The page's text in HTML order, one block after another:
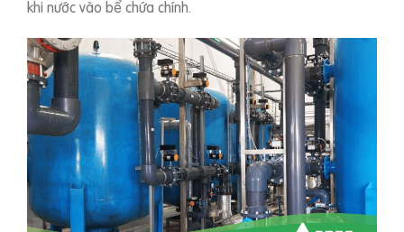
khi nước vào bể chứa chính.